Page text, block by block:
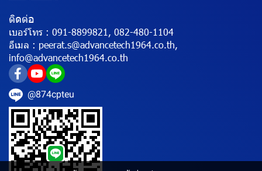
ติดต่อ
เบอร์โทร : 091-8899821, 082-480-1104
อีเมล : peerat.s@advancetech1964.co.th,
info@advancetech1964.co.th
@874cpteu